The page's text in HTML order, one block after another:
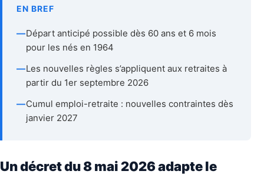
EN BREF
—Départ anticipé possible dès 60 ans et 6 mois
pour les nés en 1964
—Les nouvelles règles s’appliquent aux retraites à
partir du 1er septembre 2026
—Cumul emploi-retraite : nouvelles contraintes dès
janvier 2027
Un décret du 8 mai 2026 adapte le